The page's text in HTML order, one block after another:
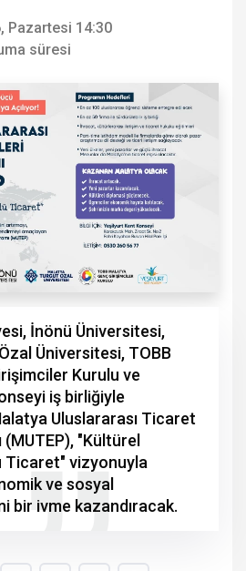
Pazartesi 14:30
süresi
İnönü Üniversitesi,
Üniversitesi, TOBB
Kurulu ve
iş birliğiyle
Uluslararası Ticaret
(MUTEP), "Kültürel
Ticaret" vizyonuyla
ve sosyal
bir ivme kazandıracak.